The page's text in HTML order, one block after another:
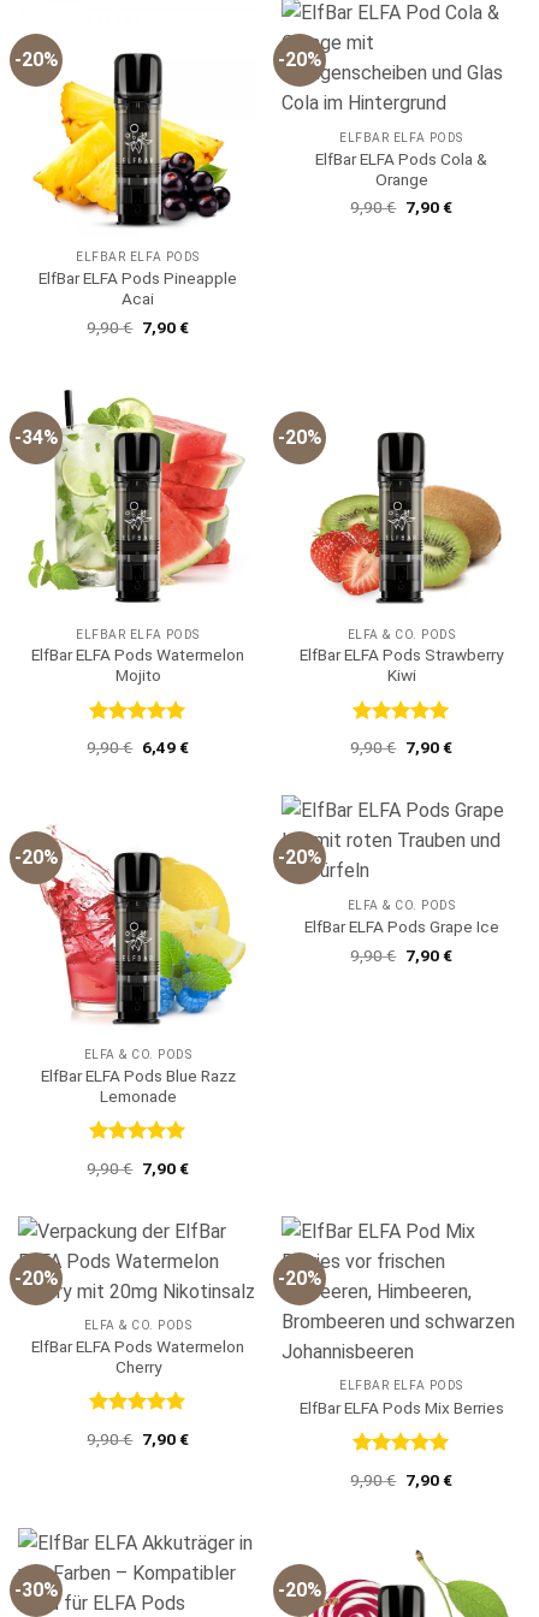
-20%
ELFBAR ELFA PODS
ElfBar ELFA Pods Pineapple
Acai
9,90€ Ursprünglicher
Preis
7,90€Aktueller
-20%
ELFBAR ELFA PODS
ElfBar ELFA Pods Cola &
Orange
9,90€ Ursprünglicher
Preis
7,90€Aktueller
-34%
ELFBAR ELFA PODS
ElfBar ELFA Pods Watermelon
Mojito
Bewertet
mit 5 von
9,90€ Ursprünglicher
Preis
6,49€Aktueller
-20%
ELFA & CO. PODS
ElfBar ELFA Pods Strawberry
Kiwi
Bewertet
mit 5 von
9,90€ Ursprünglicher
Preis
7,90€Aktueller
-20%
ELFA & CO. PODS
ElfBar ELFA Pods Blue Razz
Lemonade
Bewertet
mit 5 von
9,90€ Ursprünglicher
Preis
7,90€Aktueller
-20%
ELFA & CO. PODS
ElfBar ELFA Pods Grape Ice
9,90€ Ursprünglicher
Preis
7,90€Aktueller
-20%
ELFA & CO. PODS
ElfBar ELFA Pods Watermelon
Cherry
Bewertet
mit 5 von
9,90€ Ursprünglicher
Preis
7,90€Aktueller
-20%
ELFBAR ELFA PODS
ElfBar ELFA Pods Mix Berries
mit 5 von
9,90€ Ursprünglicher
Preis
7,90€Aktueller
-30% -20%